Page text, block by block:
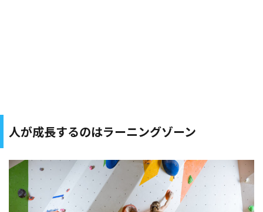
人が成長するのはラーニングゾーン